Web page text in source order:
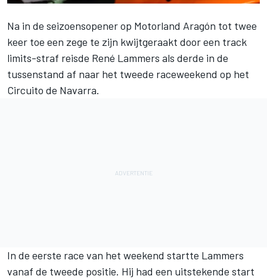
Na in de seizoensopener op Motorland Aragón tot twee
keer toe een zege te zijn kwijtgeraakt door een track
limits-straf reisde René Lammers als derde in de
tussenstand af naar het tweede raceweekend op het
Circuito de Navarra.
In de eerste race van het weekend startte Lammers
vanaf de tweede positie. Hij had een uitstekende start